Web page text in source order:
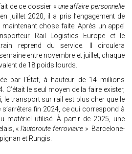
de ce dossier « une affaire personnelle
juillet 2020, il a pris l’engagement de
maintenant chose faite. Après un appel
Rail Logistics Europe et le
reprend du service. Il circulera
entre novembre et juillet, chaque
de 18 poids lourds.
par l’État, à hauteur de 14 millions
C’était le seul moyen de la faire exister,
le transport sur rail est plus cher que le
fin 2024, ce qui correspond à
matériel utilisé. À partir de 2025, une
« l’autoroute ferroviaire » Barcelone-
et Rungis.